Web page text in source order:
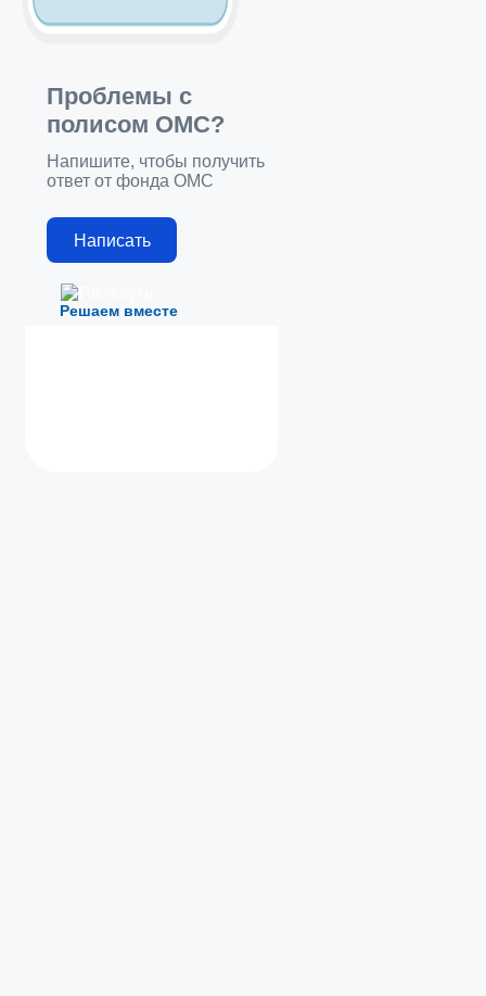
Решаем вместе
Проблемы с
полисом ОМС?
Напишите, чтобы получить
ответ от фонда ОМС
Написать